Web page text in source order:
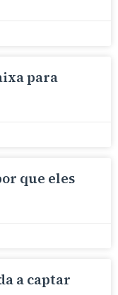
para
que eles
a captar